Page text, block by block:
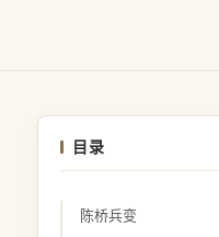
目录
陈桥兵变